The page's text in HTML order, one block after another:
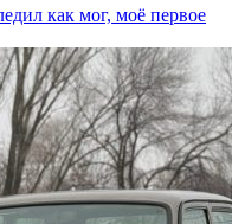
как мог, моё первое